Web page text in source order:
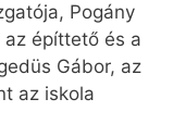
Pogány
építtető és a
Gábor, az
az iskola